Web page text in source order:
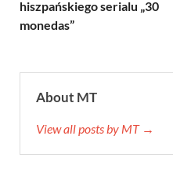
hiszpańskiego serialu „30
monedas”
About MT
View all posts by MT →